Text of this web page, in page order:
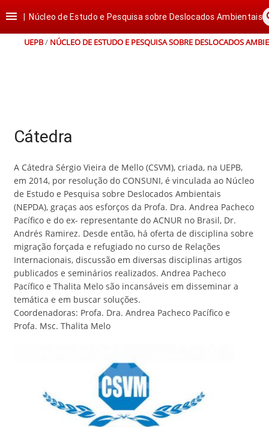
para
conteúdo
para
para
para
rodapé
 Núcleo de Estudo e Pesquisa sobre Deslocados Ambientais
UEPB/ NÚCLEO DE ESTUDO E PESQUISA SOBRE DESLOCADOS
Cátedra
A Cátedra Sérgio Vieira de Mello (CSVM), criada, na UEPB,
em 2014, por resolução do CONSUNI, é vinculada ao Núcleo
de Estudo e Pesquisa sobre Deslocados Ambientais
(NEPDA), graças aos esforços da Profa. Dra. Andrea Pacheco
Pacífico e do ex- representante do ACNUR no Brasil, Dr.
Andrés Ramirez. Desde então, há oferta de disciplina sobre
migração forçada e refugiado no curso de Relações
Internacionais, discussão em diversas disciplinas artigos
publicados e seminários realizados. Andrea Pacheco
Pacífico e Thalita Melo são incansáveis em disseminar a
temática e em buscar soluções.
Coordenadoras: Profa. Dra. Andrea Pacheco Pacífico e
Profa. Msc. Thalita Melo